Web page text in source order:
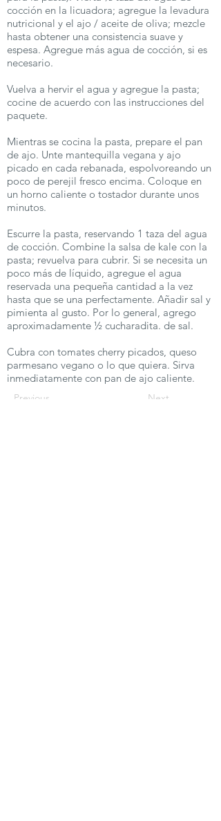
cocción en la licuadora; agregue la levadura
nutricional y el ajo / aceite de oliva; mezcle
hasta obtener una consistencia suave y
espesa. Agregue más agua de cocción, si es
necesario.
Vuelva a hervir el agua y agregue la pasta;
cocine de acuerdo con las instrucciones del
paquete.
Mientras se cocina la pasta, prepare el pan
de ajo. Unte mantequilla vegana y ajo
picado en cada rebanada, espolvoreando un
poco de perejil fresco encima. Coloque en
un horno caliente o tostador durante unos
minutos.
Escurre la pasta, reservando 1 taza del agua
de cocción. Combine la salsa de kale con la
pasta; revuelva para cubrir. Si se necesita un
poco más de líquido, agregue el agua
reservada una pequeña cantidad a la vez
hasta que se una perfectamente. Añadir sal y
pimienta al gusto. Por lo general, agrego
aproximadamente ½ cucharadita. de sal.
Cubra con tomates cherry picados, queso
parmesano vegano o lo que quiera. Sirva
inmediatamente con pan de ajo caliente.
Previous Next